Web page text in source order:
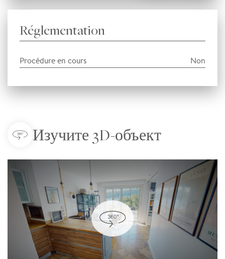
Réglementation
Procédure en cours Non
Изучите 3D-объект